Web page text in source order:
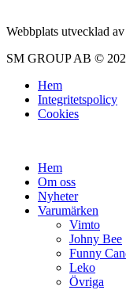
Webbplats utvecklad av
SM GROUP AB ©
Hem
Integritetspolicy
Cookies
Hem
Om oss
Nyheter
Varumärken
Vimto
Johny Bee
Funny
Leko
Övriga